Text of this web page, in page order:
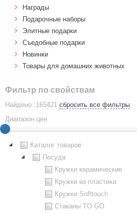
Награды
Подарочные наборы
Элитные подарки
Cъедобные подарки
Новинки
Товары для домашних животных
Фильтр по свойствам
Найдено :165421 сбросить все фильтры
Диапазон цен
Каталог товаров
Посуда
Кружки керамические
Кружки из пластика
Кружки Softtouch
Стаканы TO GO